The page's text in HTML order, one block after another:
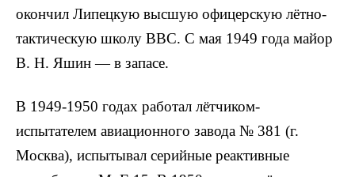
окончил Липецкую высшую офицерскую лётно-
тактическую школу ВВС. С мая 1949 года майор
В. Н. Яшин — в запасе.
В 1949-1950 годах работал лётчиком-
испытателем авиационного завода № 381 (г.
Москва), испытывал серийные реактивные